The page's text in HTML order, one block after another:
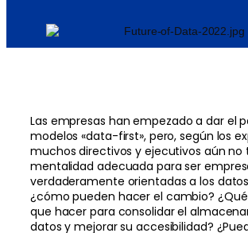
Las empresas han empezado a dar el
modelos «data-first», pero, según los
muchos directivos y ejecutivos aún no
mentalidad adecuada para ser
verdaderamente orientadas a los
¿cómo pueden hacer el cambio?
que hacer para consolidar el
datos y mejorar su accesibilidad?